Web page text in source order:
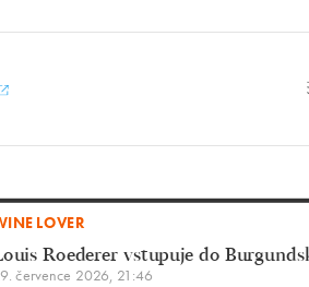
LOVER
Roederer vstupuje do
července 2026, 21:46